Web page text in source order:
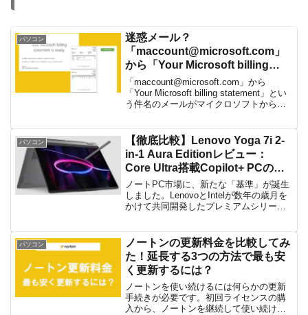
パソコン
迷惑メール？
「maccount@microsoft.com」
から「Your Microsoft billing
statement」という件名のメール
が届いたのでMSに問い合わせて
みた！
「maccount@microsoft.com」から
「Your Microsoft billing statement」とい
う件名のメールがマイクロソフトから届
パソコン
【徹底比較】Lenovo Yoga 7i 2-
in-1 Aura Editionレビュー：
Core Ultra搭載Copilot+ PCの真
価を解説
ノートPC市場に、新たな「基準」が誕生
しました。LenovoとIntelが数年の歳月を
かけて共同開発したプレミアムシリーズ
Yoga 7i 2-in...
パソコン
ノートンの更新料金を比較してみ
た！延長する3つの方法で最も安
く更新するには？
ノートンを使い続けるには何らかの更新
手続きが必要です。初回ライセンスの購
入から、ノートンを継続して使い続ける